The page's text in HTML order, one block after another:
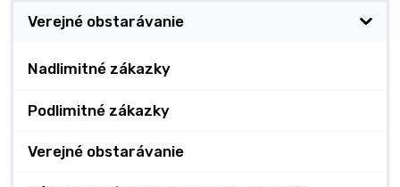
Verejné obstarávanie
Nadlimitné zákazky
Podlimitné zákazky
Verejné obstarávanie